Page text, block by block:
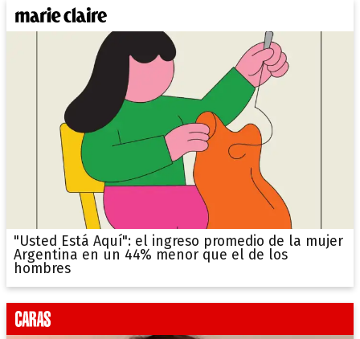
"Usted Está Aquí": el ingreso promedio de la mujer
Argentina en un 44% menor que el de los
hombres